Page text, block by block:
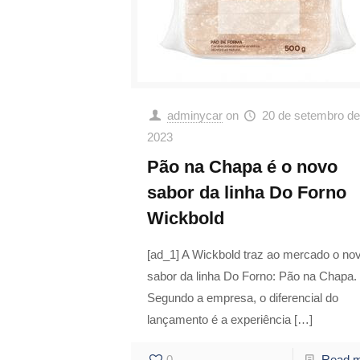
adminycar on
20 de setembro de
2023
Pão na Chapa é o novo
sabor da linha Do Forno
Wickbold
[ad_1] A Wickbold traz ao mercado o
sabor da linha Do Forno: Pão na Chapa.
Segundo a empresa, o diferencial do
lançamento é a experiência[…]